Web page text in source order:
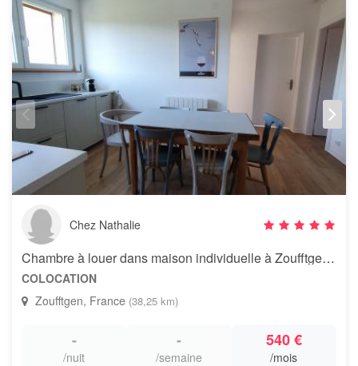
Chez Nathalie
Chambre à louer dans maison individuelle à Zoufftgen (FR) - Colocation
COLOCATION
Zoufftgen, France (38,25 km)
-
/nuit
-
/semaine
540 €
/mois